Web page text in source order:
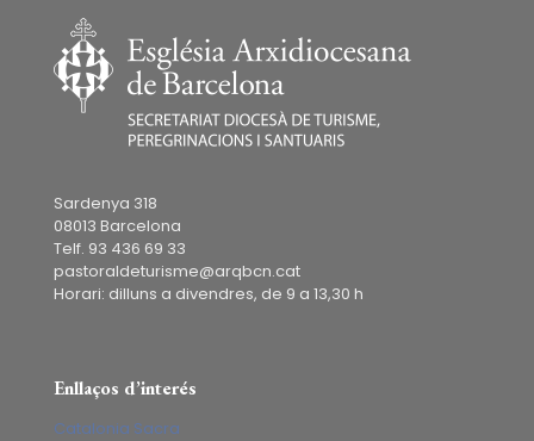
Sardenya 318
08013 Barcelona
Telf. 93 436 69 33
pastoraldeturisme@arqbcn.cat
Horari: dilluns a divendres, de 9 a 13,30 h
Enllaços d’interés
Catalonia Sacra